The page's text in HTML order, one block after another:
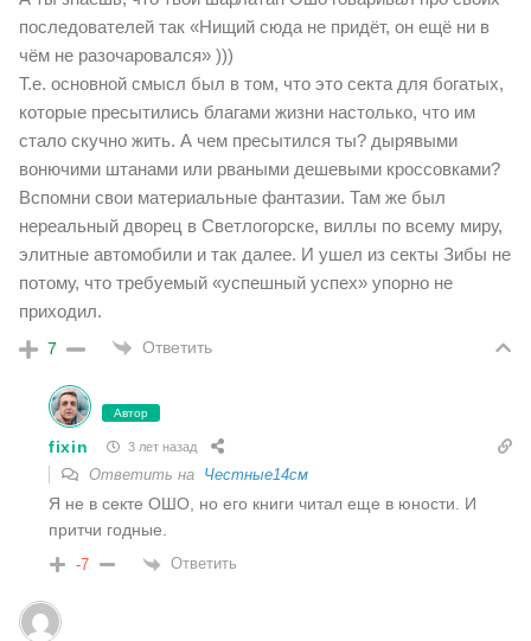
последователей так «Нищий сюда не придёт, он ещё ни в
чём не разочаровался» )))
Т.е. основной смысл был в том, что это секта для богатых,
которые пресытились благами жизни настолько, что им
стало скучно жить. А чем пресытился ты? дырявыми
вонючими штанами или рваными дешевыми кроссовками?
Вспомни свои материальные фантазии. Там же был
нереальный дворец в Светлогорске, виллы по всему миру,
элитные автомобили и так далее. И ушел из секты Зибы не
потому, что требуемый «успешный успех» упорно не
приходил.
7 Ответить
Автор
fixin 3 лет назад
Ответить на Честные14см
Я не в секте ОШО, но его книги читал еще в юности. И
притчи годные.
-7 Ответить